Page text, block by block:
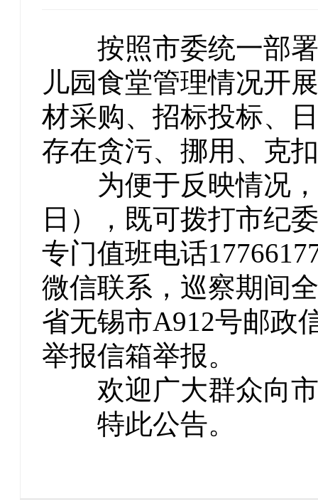
按照市委统一部署
儿园食堂管理情况开
材采购、招标投标、
存在贪污、挪用、克
为便于反映情况，
日），既可拨打市纪
专门值班电话
微信联系，巡察期间
省无锡市A912号邮政
举报信箱举报。
欢迎广大群众向市
特此公告。